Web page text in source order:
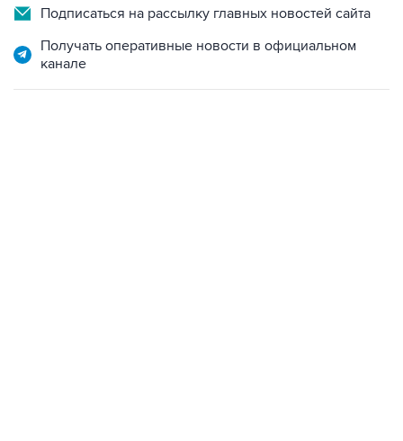
Подписаться на рассылку главных новостей сайта
Получать оперативные новости в официальном
канале